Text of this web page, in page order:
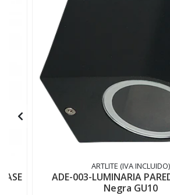
ARTLITE (IVA INCLUIDO)
ADE-003-LUMINARIA
Negra GU10